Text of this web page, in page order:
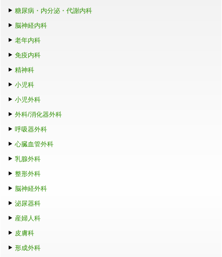
糖尿病・内分泌・代謝内科
脳神経内科
老年内科
免疫内科
精神科
小児科
小児外科
外科/消化器外科
呼吸器外科
心臓血管外科
乳腺外科
整形外科
脳神経外科
泌尿器科
産婦人科
皮膚科
形成外科